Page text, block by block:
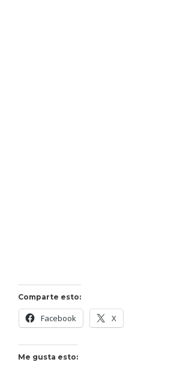
Comparte esto:
Facebook X
Me gusta esto: